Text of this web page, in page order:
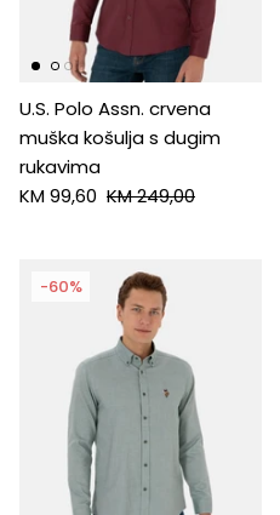
U.S. Polo Assn. crvena
muška košulja s dugim
rukavima
KM 99,60 KM 249,00
-60%